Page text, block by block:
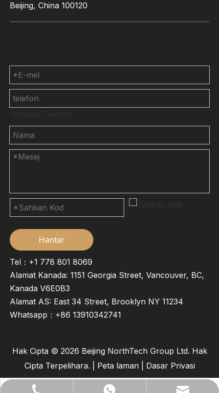
+86- 13522528544
+86 13522528544
lilywu202104@gmail.com
Beijing, China 100120
Hantar
Tel：+1 778 801 8069
Alamat Kanada: 1151 Georgia Street, Vancouver, BC,
Kanada V6E0B3
Alamat AS: East 34 Street, Brooklyn NY 11234
Whatsapp： +86 13910342741
Hak Cipta © 2026 Beijing NorthTech Group Ltd. Hak
Cipta Terpelihara. | Peta laman| Dasar Privasi